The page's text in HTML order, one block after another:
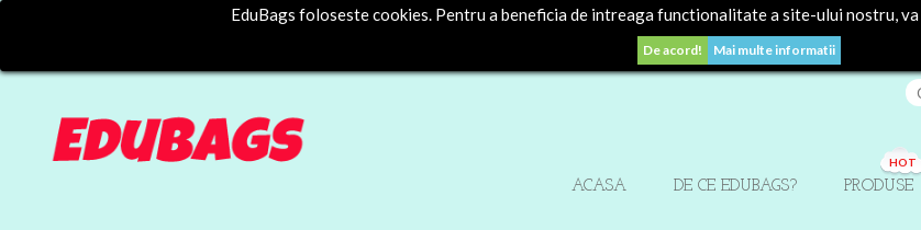
EduBags foloseste cookies. Pentru a beneficia de intreaga functionalitate a site-ului nostru,
De acord! Mai multe informatii
ACASA DE CE EDUBAGS? PRODUSE
HOT